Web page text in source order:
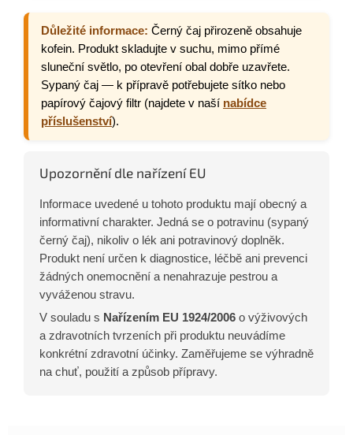
Důležité informace: Černý čaj přirozeně obsahuje
kofein. Produkt skladujte v suchu, mimo přímé
sluneční světlo, po otevření obal dobře uzavřete.
Sypaný čaj — k přípravě potřebujete sítko nebo
papírový čajový filtr (najdete v naší nabídce
příslušenství).
Upozornění dle nařízení EU
Informace uvedené u tohoto produktu mají obecný a
informativní charakter. Jedná se o potravinu (sypaný
černý čaj), nikoliv o lék ani potravinový doplněk.
Produkt není určen k diagnostice, léčbě ani prevenci
žádných onemocnění a nenahrazuje pestrou a
vyváženou stravu.
V souladu s Nařízením EU 1924/2006 o výživových
a zdravotních tvrzeních při produktu neuvádíme
konkrétní zdravotní účinky. Zaměřujeme se výhradně
na chuť, použití a způsob přípravy.